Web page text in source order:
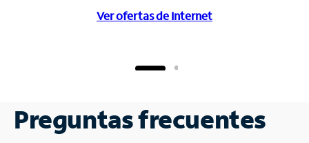
Ver ofertas de Internet
Preguntas frecuentes